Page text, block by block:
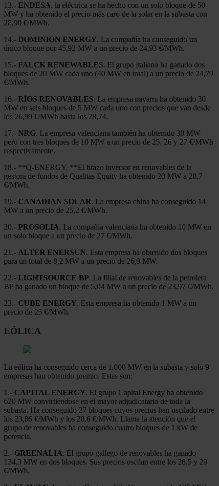
13.- ENDESA. la eléctrica se ha hecho con un solo bloque de 50
MW y ha obtenido el precio más caro de la solar en la subasta con
28,90 €/MWh.
14.- DOMINION ENERGY. La compañía ha conseguido un
único bloque por 45,92 MW a un precio de 24,93 €/MWh.
15.- FALCK RENEWABLES. El grupo italiano ha ganado dos
bloques de 20 MW cada uno (40 MW en total) a un precio de 24,79
€/MWh.
16.- RÍOS RENOVABLES. La empresa navarra ha obtenido 30
MW en seis bloques de 5 MW cada uno con precios que van desde
los 26,99 €/MWh hasta los 28,74.
17.- NRG. La empresa valenciana también ha obtenido 30 MW
pero con tres bloques de 10 MW a un precio de 25, 26 y 27 €/MWh
respectivamente.
18.- **Q-ENERGY. **El brazo inversor en renovables de la
gestora de fondos de Qualitas Equity ha obtenido 20 MW a 28,7
€/MWh.
19.- CANADIAN SOLAR. La empresa china ha conseguido 14
MW a un precio de 25,2 €/MWh.
20.- PROSOLIA. La compañía valenciana ha obtenido 10 MW en
un solo bloque a un precio de 27 €/MWh.
21.- ALTER ENERSUN. Esta empresa ha obtenido dos bloques
para un total de 8,2 MW a un precio de 26,9 MW.
22.- LIGHTSOURCE BP. La filial de renovables de la petrolera
BP ha ganado un bloque de 5,04 MW a un precio de 23,97 €/MWh.
23.- CUBE ENERGY. Esta empresa ha obtenido 1 MW a un
precio de 25 €/MWh.
EÓLICA
La eólica ha conseguido cerca de 1.000 MW en la subasta y solo 9
empresas han obtenido premio. Estas son:
1.- CAPITAL ENERGY. El grupo Capital Energy ha obtenido
620 MW convirtiéndose en el mayor adjudicatario de toda la
subasta. Ha conseguido 27 bloques cuyos precios han oscilado entre
los 23,86 €/MWh y los 28,6 €/MWh. Llama la atención que el
grupo de renovables ha conseguido cuatro bloques de 1 kW de
potencia.
2.- GREENALIA. El grupo gallego de renovables ha ganado
134,3 MW en dos bloques. Sus precios oscilan entre los 28,5 y 29
€/MWh.